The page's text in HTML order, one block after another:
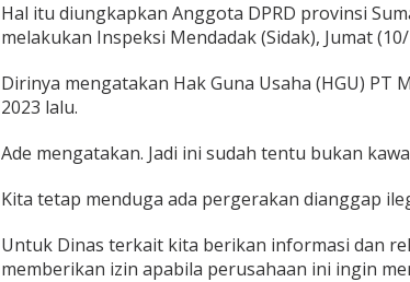
Hal itu diungkapkan Anggota DPRD provinsi
melakukan Inspeksi Mendadak (Sidak), Jumat (10/
Dirinya mengatakan Hak Guna Usaha (HGU) PT
2023 lalu.
Ade mengatakan. Jadi ini sudah tentu bukan
Kita tetap menduga ada pergerakan dianggap
Untuk Dinas terkait kita berikan informasi dan
memberikan izin apabila perusahaan ini ingin